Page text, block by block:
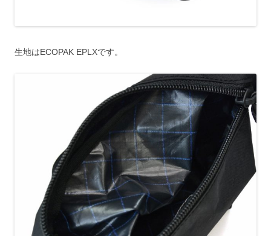
生地はECOPAK EPLXです。